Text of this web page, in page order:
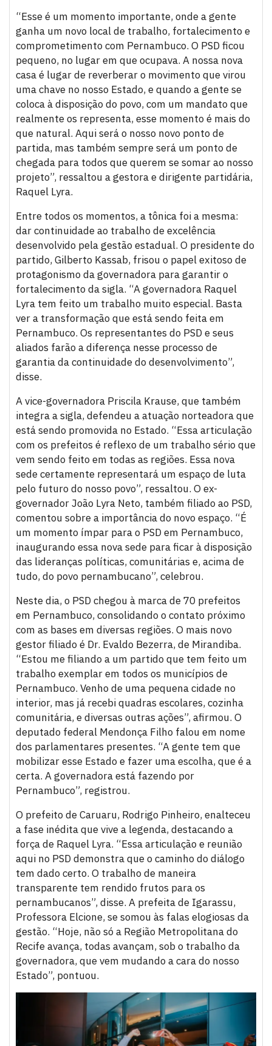
“Esse é um momento importante, onde a gente
ganha um novo local de trabalho, fortalecimento e
comprometimento com Pernambuco. O PSD ficou
pequeno, no lugar em que ocupava. A nossa nova
casa é lugar de reverberar o movimento que virou
uma chave no nosso Estado, e quando a gente se
coloca à disposição do povo, com um mandato que
realmente os representa, esse momento é mais do
que natural. Aqui será o nosso novo ponto de
partida, mas também sempre será um ponto de
chegada para todos que querem se somar ao nosso
projeto”, ressaltou a gestora e dirigente partidária,
Raquel Lyra.
Entre todos os momentos, a tônica foi a mesma:
dar continuidade ao trabalho de excelência
desenvolvido pela gestão estadual. O presidente do
partido, Gilberto Kassab, frisou o papel exitoso de
protagonismo da governadora para garantir o
fortalecimento da sigla. “A governadora Raquel
Lyra tem feito um trabalho muito especial. Basta
ver a transformação que está sendo feita em
Pernambuco. Os representantes do PSD e seus
aliados farão a diferença nesse processo de
garantia da continuidade do desenvolvimento”,
disse.
A vice-governadora Priscila Krause, que também
integra a sigla, defendeu a atuação norteadora que
está sendo promovida no Estado. “Essa articulação
com os prefeitos é reflexo de um trabalho sério que
vem sendo feito em todas as regiões. Essa nova
sede certamente representará um espaço de luta
pelo futuro do nosso povo”, ressaltou. O ex-
governador João Lyra Neto, também filiado ao PSD,
comentou sobre a importância do novo espaço. “É
um momento ímpar para o PSD em Pernambuco,
inaugurando essa nova sede para ficar à disposição
das lideranças políticas, comunitárias e, acima de
tudo, do povo pernambucano”, celebrou.
Neste dia, o PSD chegou à marca de 70 prefeitos
em Pernambuco, consolidando o contato próximo
com as bases em diversas regiões. O mais novo
gestor filiado é Dr. Evaldo Bezerra, de Mirandiba.
“Estou me filiando a um partido que tem feito um
trabalho exemplar em todos os municípios de
Pernambuco. Venho de uma pequena cidade no
interior, mas já recebi quadras escolares, cozinha
comunitária, e diversas outras ações”, afirmou. O
deputado federal Mendonça Filho falou em nome
dos parlamentares presentes. “A gente tem que
mobilizar esse Estado e fazer uma escolha, que é a
certa. A governadora está fazendo por
Pernambuco”, registrou.
O prefeito de Caruaru, Rodrigo Pinheiro, enalteceu
a fase inédita que vive a legenda, destacando a
força de Raquel Lyra. “Essa articulação e reunião
aqui no PSD demonstra que o caminho do diálogo
tem dado certo. O trabalho de maneira
transparente tem rendido frutos para os
pernambucanos”, disse. A prefeita de Igarassu,
Professora Elcione, se somou às falas elogiosas da
gestão. “Hoje, não só a Região Metropolitana do
Recife avança, todas avançam, sob o trabalho da
governadora, que vem mudando a cara do nosso
Estado”, pontuou.